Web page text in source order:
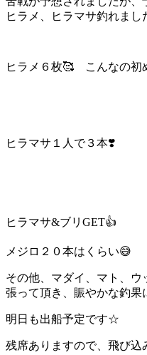
ヒラメ、ヒラマサ釣れまし
ヒラメ６枚🥰 こんなの初
ヒラマサ１人で３本❣️
ヒラマサ&ブリGET👍
メジロ２０本はくらい😅
その他、マダイ、マト、
張って頂き、賑やかな釣果
明日も出船予定です☆
残席ありますので、飛び込